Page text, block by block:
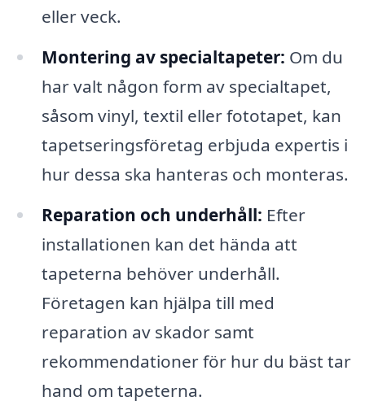
eller veck.
Montering av specialtapeter: Om du
har valt någon form av specialtapet,
såsom vinyl, textil eller fototapet, kan
tapetseringsföretag erbjuda expertis i
hur dessa ska hanteras och monteras.
Reparation och underhåll: Efter
installationen kan det hända att
tapeterna behöver underhåll.
Företagen kan hjälpa till med
reparation av skador samt
rekommendationer för hur du bäst tar
hand om tapeterna.